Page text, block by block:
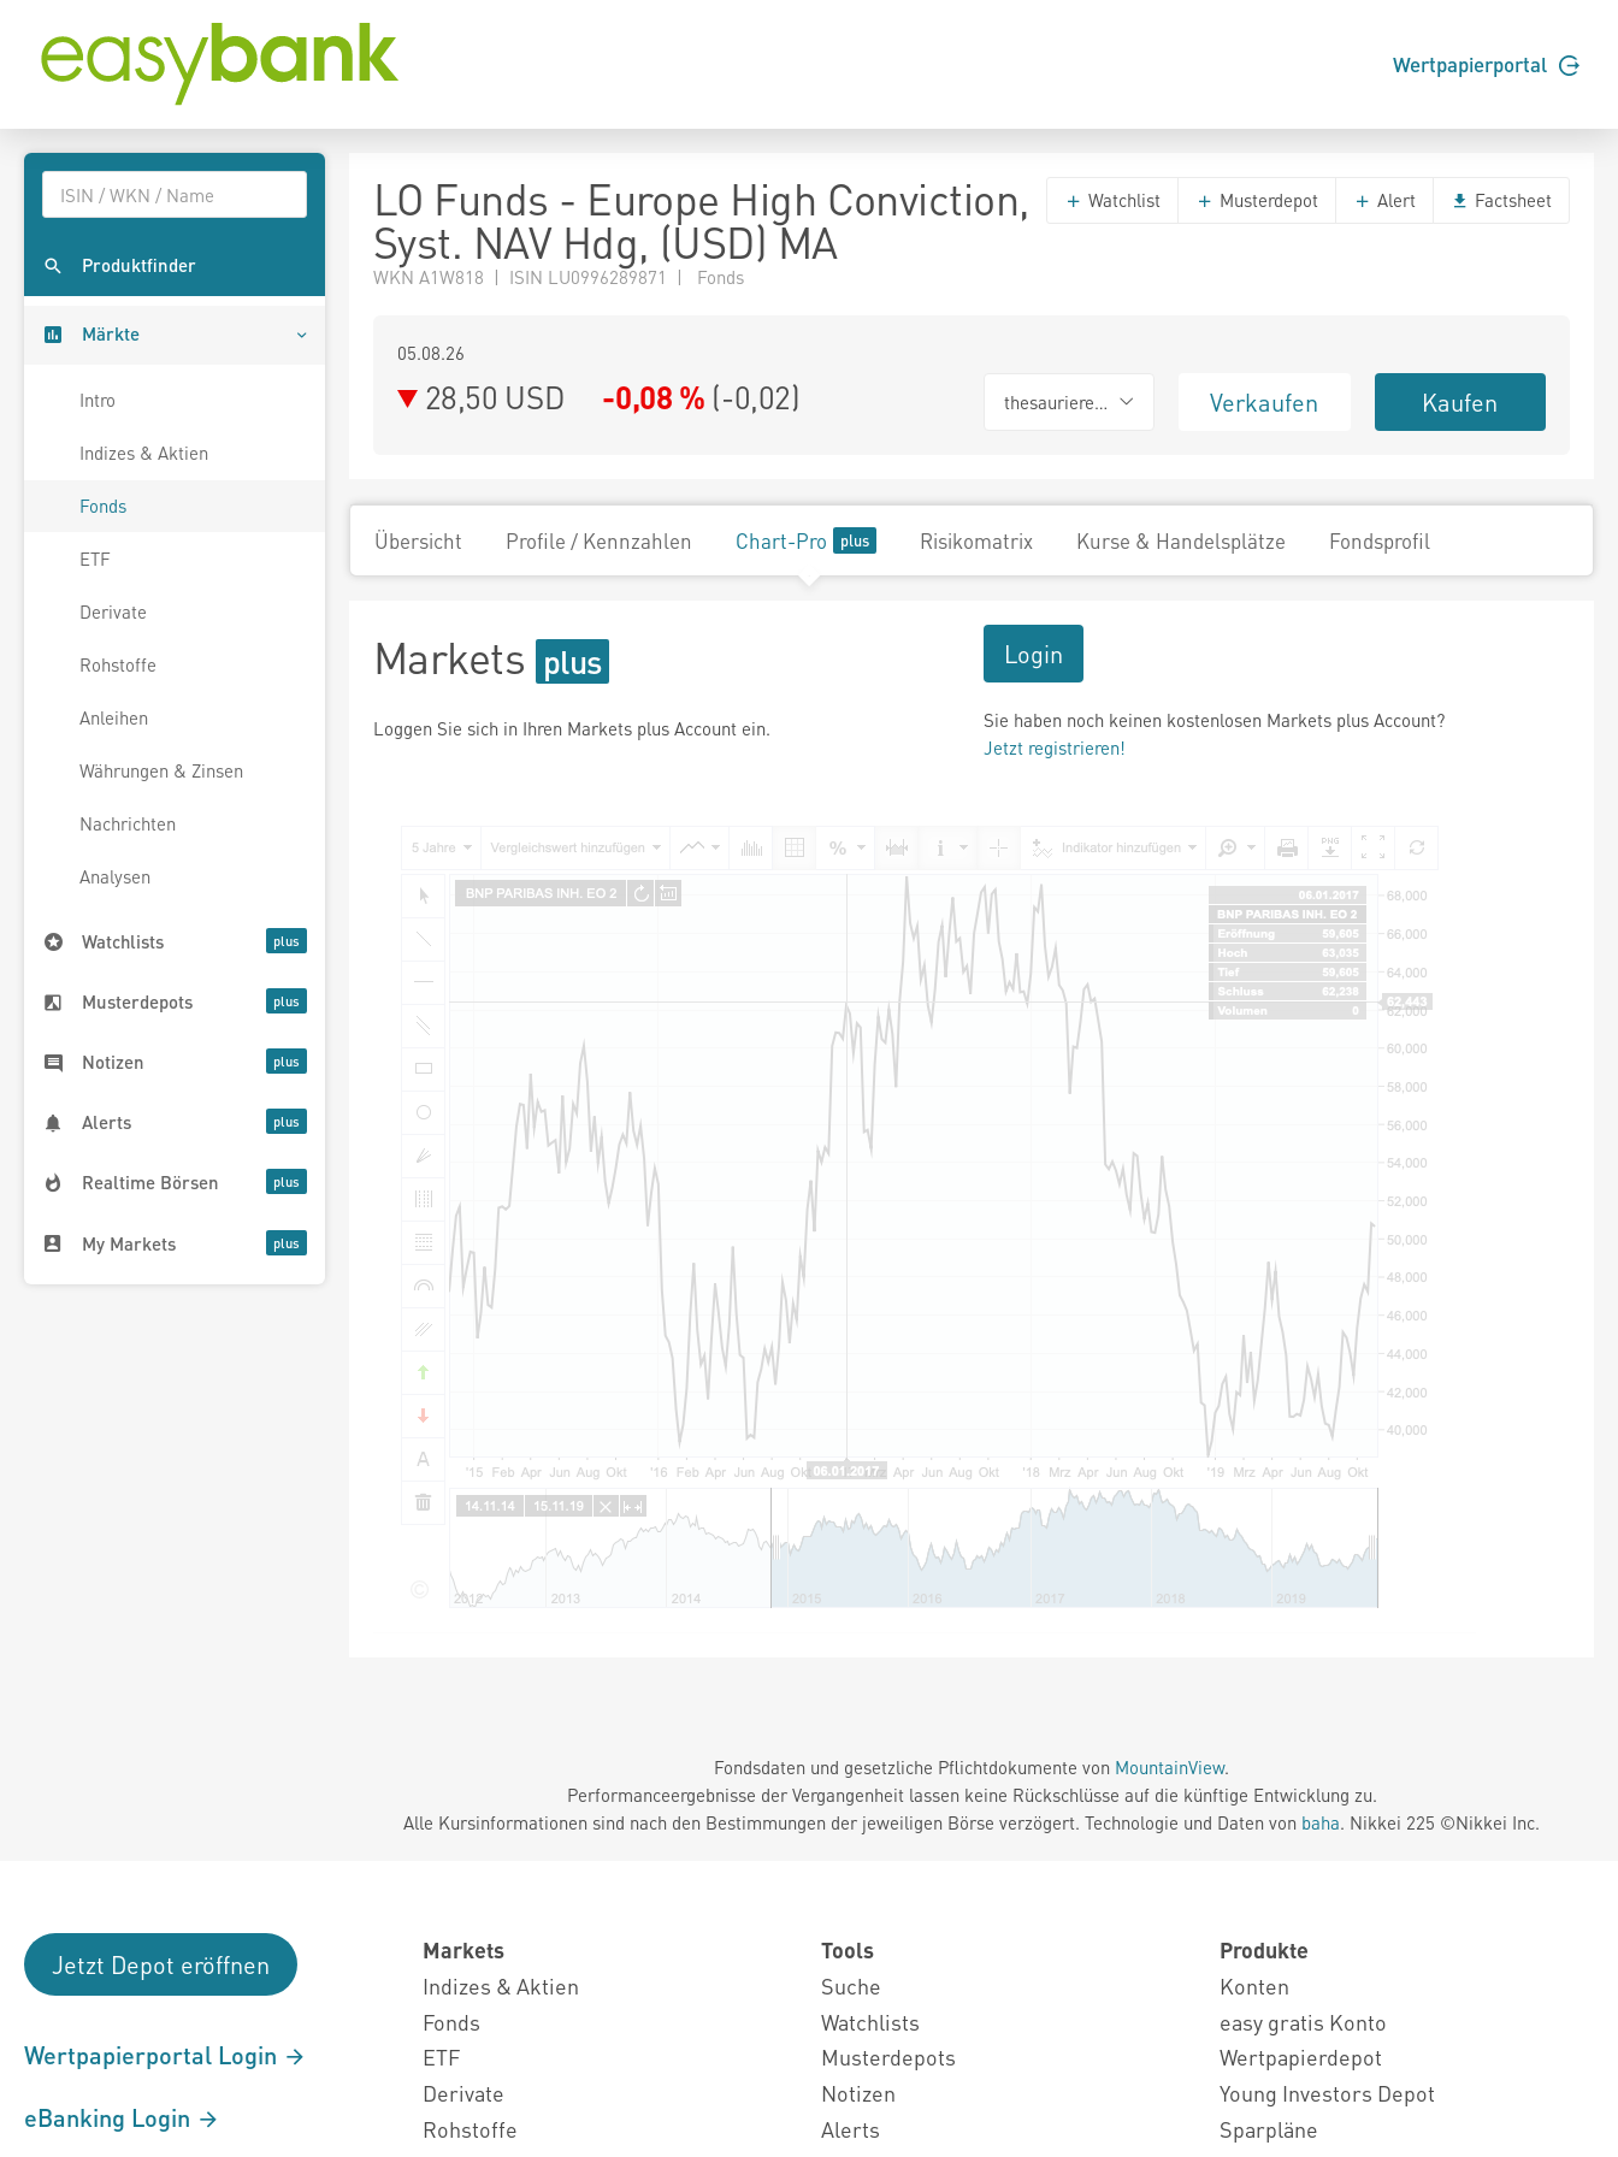
Wertpapierportal
Produktfinder
Märkte
Intro
Indizes & Aktien
Fonds
ETF
Derivate
Rohstoffe
Anleihen
Währungen & Zinsen
Nachrichten
Analysen
Watchlists
Musterdepots
Notizen
Alerts
Realtime Börsen
My Markets
LO Funds - Europe High Conviction,
Syst. NAV Hdg, (USD) MA
WKN A1W818 | ISIN LU0996289871 | Fonds
Watchlist Musterdepot Alert Factsheet
05.08.26
28,50 USD -0,08 % (-0,02) thesaurierend Verkaufen Kaufen
Übersicht Profile / Kennzahlen Chart-Pro Risikomatrix Kurse & Handelsplätze Fondsprofil
Markets
Loggen Sie sich in Ihren Markets plus Account ein.
Login
Sie haben noch keinen kostenlosen Markets plus Account?
Jetzt registrieren!
Fondsdaten und gesetzliche Pflichtdokumente von MountainView.
Performanceergebnisse der Vergangenheit lassen keine Rückschlüsse auf die künftige Entwicklung zu.
Alle Kursinformationen sind nach den Bestimmungen der jeweiligen Börse verzögert. Technologie und Daten von baha. Nikkei 225 ©Nikkei Inc.
Jetzt Depot eröffnen
Wertpapierportal Login
eBanking Login
Markets
Indizes & Aktien
Fonds
ETF
Derivate
Rohstoffe
Tools
Suche
Watchlists
Musterdepots
Notizen
Alerts
Produkte
Konten
easy gratis Konto
Wertpapierdepot
Young Investors Depot
Sparpläne